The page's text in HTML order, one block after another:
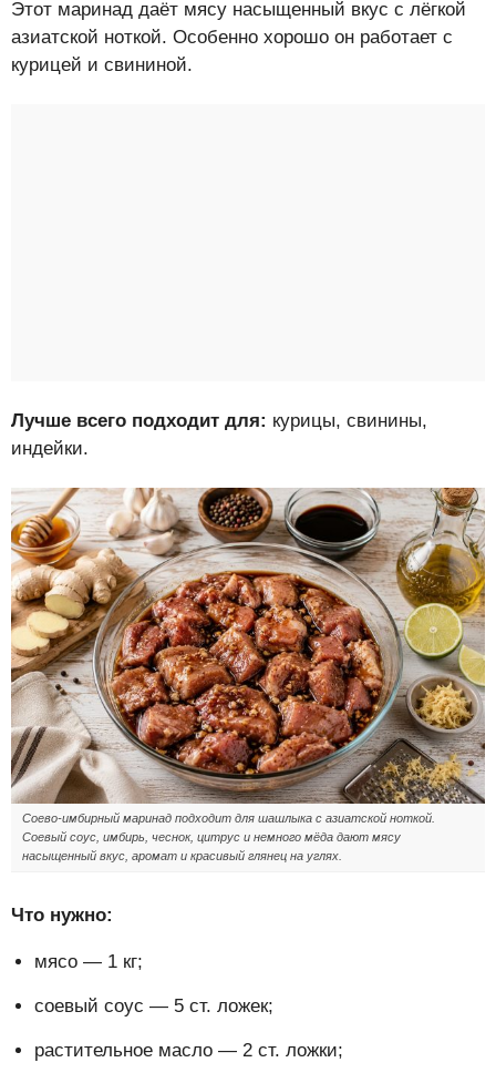
Этот маринад даёт мясу насыщенный вкус с лёгкой
азиатской ноткой. Особенно хорошо он работает с
курицей и свининой.
Лучше всего подходит для: курицы, свинины,
индейки.
Соево-имбирный маринад подходит для шашлыка с азиатской ноткой.
Соевый соус, имбирь, чеснок, цитрус и немного мёда дают мясу
насыщенный вкус, аромат и красивый глянец на углях.
Что нужно:
мясо — 1 кг;
соевый соус — 5 ст. ложек;
растительное масло — 2 ст. ложки;